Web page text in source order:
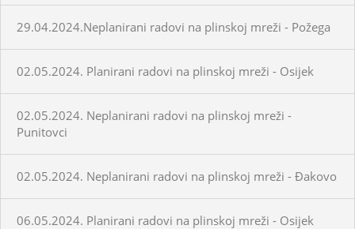
29.04.2024.Neplanirani radovi na plinskoj mreži - Požega
02.05.2024. Planirani radovi na plinskoj mreži - Osijek
02.05.2024. Neplanirani radovi na plinskoj mreži -
Punitovci
02.05.2024. Neplanirani radovi na plinskoj mreži - Đakovo
06.05.2024. Planirani radovi na plinskoj mreži - Osijek